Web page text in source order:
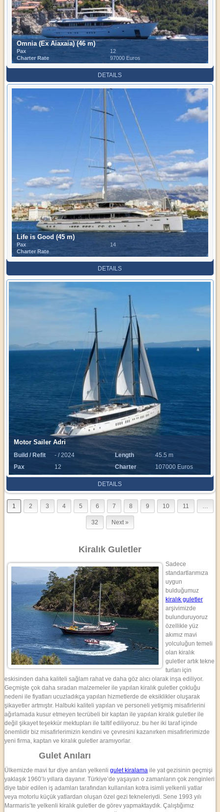
Omnia (Ex Aiaxaia) (46 m)
Pax
12
Charter Rate
97000 Euros
DETAILS
Life is Good (45 m)
Pax
14
Charter Rate
DETAILS
Motor Sailer Adri
Build / Refit - / 2024 Length
45.5 m
Pax
12
Charter
Rate
107000 Euros
DETAILS
1 2 3 4 5 6 7 8 9 10 11 …
32 Next »
Kiralık Guletler
Sadece
standartlarımıza
uygun
bulduğumuz
kiralık guletler
arşivimizde
bulunduruyoruz
özellikle yüz
akımız mavi
yolculuğun temeli
olan kiralık
guletler artık tekne
turları için
eskisinden daha kaliteli sağlam rahat ve daha göz alıcı olarak inşa ediliyor.
Geçmişte çok daha sıradan malzemeler ile yapılan kiralık guletler çokluğu
nedeni ile fiyatları ucuzladıkça yapılan hizmetlerde de eksiklikler oluşarak
şikayetler artmıştır. Halbuki kaliteli yapılan ve personeli yetişmiş misafirlerini
ağırlamada kusur etmeyen tecrübeli bir kaptan ile yapılan kiralık guletler ile
değil şikayet teşekkür mektupları ile taltif ediliyoruz. bu her iki taraf içinde
önemlidir biz misafirlerimizin kendini ve çevresini kazanırken misafirlerimizde
yeni firma, kaptan ve kiralık guletler aramıyorlar.
Gulet Anıları
Ülkemizde mavi tur diye anılan yelkenli gulet kiralamaile yat gezisinin geçmişi
yaklaşık 1960’lı yıllara dayanır. Türkiye’de yaşayan o zamanların çok zenginleri
diye tabir edilen iş adamları tarafından kullanılan kotra isimli yelkenli yatlar
veya motorlu küçük yatlardan oluşan özel gezi tekneleriydi. Sene 1993 yılı
Marmaris’te yelkenli kiralık guletler de görev yapmaktaydık. Çalıştığımız